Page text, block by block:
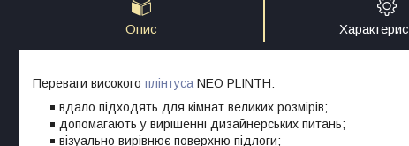
Опис
Переваги високого плінтуса NEO PLINTH:
вдало підходять для кімнат великих розмірів;
допомагають у вирішенні дизайнерських питань;
візуально вирівнює поверхню підлоги;